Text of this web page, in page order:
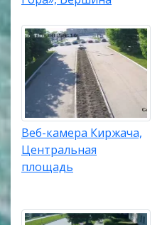
Веб-камера Киржача,
Центральная
площадь